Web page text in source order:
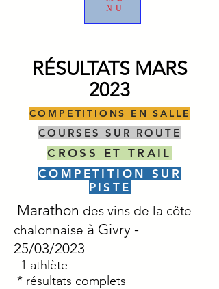
NU
RÉSULTATS MARS
2023
COMPETITIONS EN SALLE
COURSES SUR ROUTE
CROSS ET TRAIL
COMPETITION SUR
PISTE
Marathon des vins de la côte
chalonnaise à Givry -
25/03/2023
1 athlète
* résultats complets